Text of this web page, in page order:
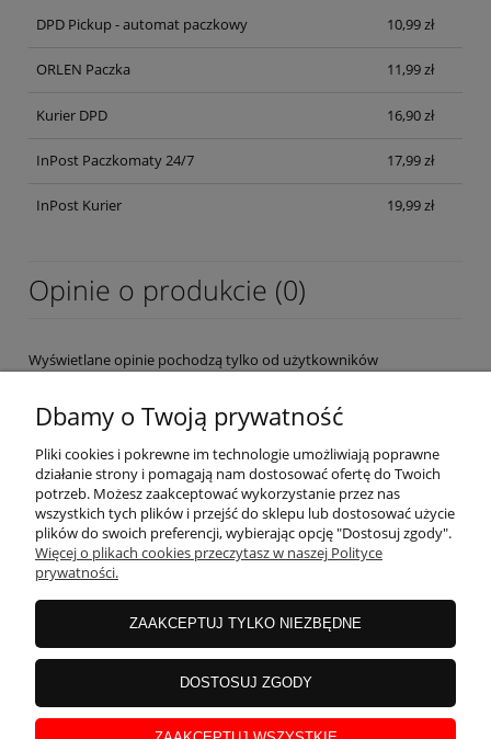
DPD Pickup - automat paczkowy 10,99 zł
ORLEN Paczka 11,99 zł
Kurier DPD 16,90 zł
InPost Paczkomaty 24/7 17,99 zł
InPost Kurier 19,99 zł
Opinie o produkcie (0)
Wyświetlane opinie pochodzą tylko od użytkowników
OBSŁUGA KLIENTA
MOJE KONTO
INFORMACJE
Dbamy o Twoją prywatność
Pliki cookies i pokrewne im technologie umożliwiają poprawne
działanie strony i pomagają nam dostosować ofertę do Twoich
potrzeb. Możesz zaakceptować wykorzystanie przez nas
wszystkich tych plików i przejść do sklepu lub dostosować użycie
plików do swoich preferencji, wybierając opcję "Dostosuj zgody".
Więcej o plikach cookies przeczytasz w naszej Polityce
prywatności.
ZAAKCEPTUJ TYLKO NIEZBĘDNE
DOSTOSUJ ZGODY